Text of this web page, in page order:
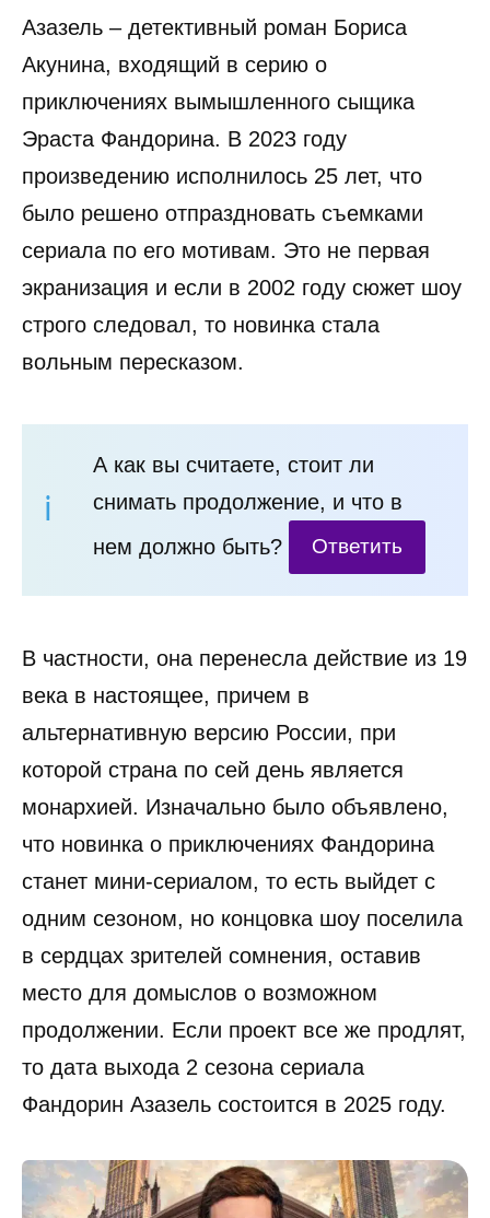
Азазель – детективный роман Бориса
Акунина, входящий в серию о
приключениях вымышленного сыщика
Эраста Фандорина. В 2023 году
произведению исполнилось 25 лет, что
было решено отпраздновать съемками
сериала по его мотивам. Это не первая
экранизация и если в 2002 году сюжет шоу
строго следовал, то новинка стала
вольным пересказом.
А как вы считаете, стоит ли
снимать продолжение, и что в
нем должно быть?
Ответить
В частности, она перенесла действие из 19
века в настоящее, причем в
альтернативную версию России, при
которой страна по сей день является
монархией. Изначально было объявлено,
что новинка о приключениях Фандорина
станет мини-сериалом, то есть выйдет с
одним сезоном, но концовка шоу поселила
в сердцах зрителей сомнения, оставив
место для домыслов о возможном
продолжении. Если проект все же продлят,
то дата выхода 2 сезона сериала
Фандорин Азазель состоится в 2025 году.